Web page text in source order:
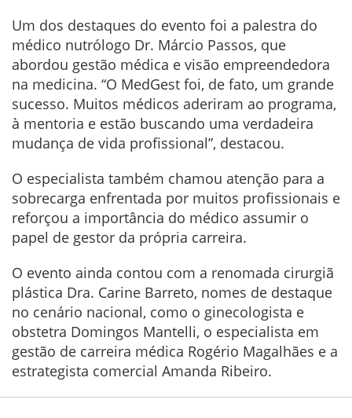
Um dos destaques do evento foi a palestra do
médico nutrólogo Dr. Márcio Passos, que
abordou gestão médica e visão empreendedora
na medicina. “O MedGest foi, de fato, um grande
sucesso. Muitos médicos aderiram ao programa,
à mentoria e estão buscando uma verdadeira
mudança de vida profissional”, destacou.
O especialista também chamou atenção para a
sobrecarga enfrentada por muitos profissionais e
reforçou a importância do médico assumir o
papel de gestor da própria carreira.
O evento ainda contou com a renomada cirurgiã
plástica Dra. Carine Barreto, nomes de destaque
no cenário nacional, como o ginecologista e
obstetra Domingos Mantelli, o especialista em
gestão de carreira médica Rogério Magalhães e a
estrategista comercial Amanda Ribeiro.